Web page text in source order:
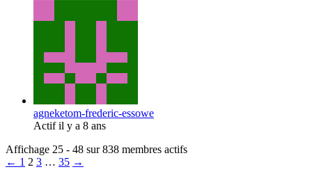
agneketom-frederic-essowe
Actif il y a 8 ans
Affichage 25 - 48 sur 838 membres actifs
← 1 2 3 … 35 →